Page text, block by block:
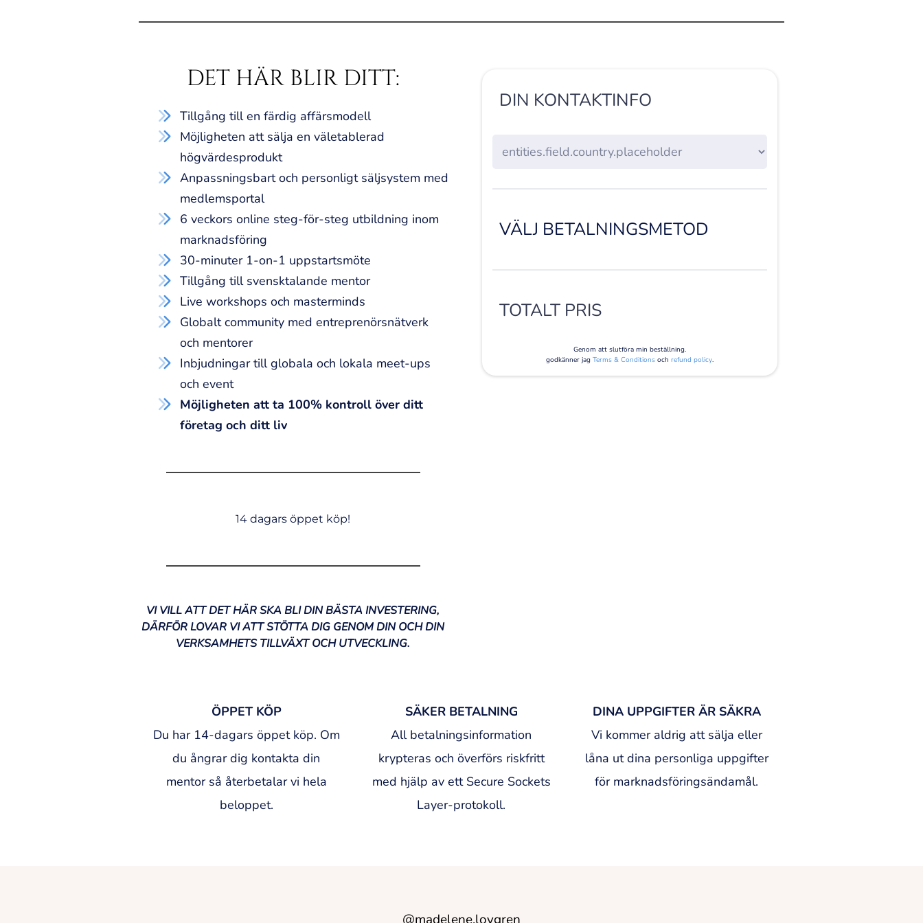
DET HÄR BLIR DITT:
Tillgång till en färdig affärsmodell
Möjligheten att sälja en väletablerad
högvärdesprodukt
Anpassningsbart och personligt säljsystem med
medlemsportal
6 veckors online steg-för-steg utbildning inom
marknadsföring
​​30-minuter 1-on-1 uppstartsmöte
Tillgång till svensktalande mentor
​Live workshops och masterminds
​Globalt community med entreprenörsnätverk
och mentorer
Inbjudningar till globala och lokala meet-ups
och event
​Möjligheten att ta 100% kontroll över ditt
företag och ditt liv
14 dagars öppet köp!
VI VILL ATT DET HÄR SKA BLI DIN BÄSTA INVESTERING,
DÄRFÖR LOVAR VI ATT STÖTTA DIG GENOM DIN OCH DIN
VERKSAMHETS TILLVÄXT OCH UTVECKLING.
DIN KONTAKTINFO
VÄLJ BETALNINGSMETOD
TOTALT PRIS
Genom att slutföra min beställning.
godkänner jagTerms & Conditionsoch refund policy.
ÖPPET KÖP
Du har 14-dagars öppet köp. Om
du ångrar dig kontakta din
mentor så återbetalar vi hela
beloppet.
SÄKER BETALNING
All betalningsinformation
krypteras och överförs riskfritt
med hjälp av ett Secure Sockets
Layer-protokoll.
DINA UPPGIFTER ÄR SÄKRA
Vi kommer aldrig att sälja eller
låna ut dina personliga uppgifter
för marknadsföringsändamål.